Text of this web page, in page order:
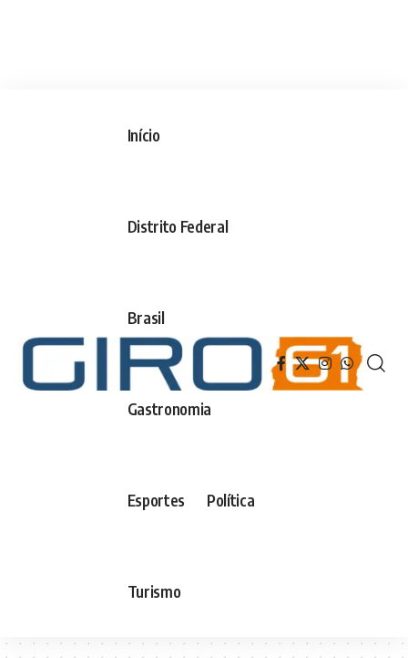
Início
Distrito Federal
Brasil
Gastronomia
Esportes Política
Turismo